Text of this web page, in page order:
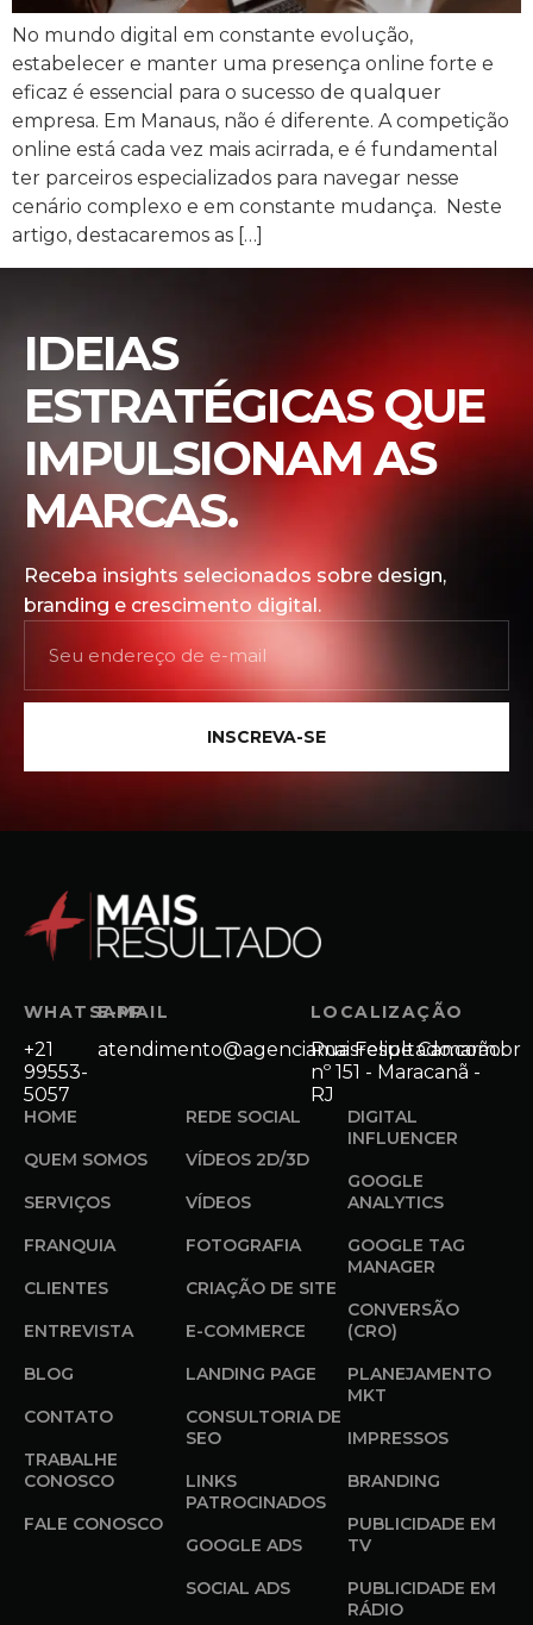
No mundo digital em constante evolução,
estabelecer e manter uma presença online forte e
eficaz é essencial para o sucesso de qualquer
empresa. Em Manaus, não é diferente. A competição
online está cada vez mais acirrada, e é fundamental
ter parceiros especializados para navegar nesse
cenário complexo e em constante mudança. Neste
artigo, destacaremos as […]
IDEIAS
ESTRATÉGICAS QUE
IMPULSIONAM AS
MARCAS.
Receba insights selecionados sobre design,
branding e crescimento digital.
INSCREVA-SE
WHATSAPP
+21
99553-
5057
E-MAIL
atendimento@agenciamaisresultado.com.br
LOCALIZAÇÃO
Rua Felipe Camarão
nº 151 - Maracanã -
RJ
HOME
QUEM SOMOS
SERVIÇOS
FRANQUIA
CLIENTES
ENTREVISTA
BLOG
CONTATO
TRABALHE
CONOSCO
FALE CONOSCO
REDE SOCIAL
VÍDEOS 2D/3D
VÍDEOS
FOTOGRAFIA
CRIAÇÃO DE SITE
E-COMMERCE
LANDING PAGE
CONSULTORIA DE
SEO
LINKS
PATROCINADOS
GOOGLE ADS
SOCIAL ADS
DIGITAL
INFLUENCER
GOOGLE
ANALYTICS
GOOGLE TAG
MANAGER
CONVERSÃO
(CRO)
PLANEJAMENTO
MKT
IMPRESSOS
BRANDING
PUBLICIDADE EM
TV
PUBLICIDADE EM
RÁDIO